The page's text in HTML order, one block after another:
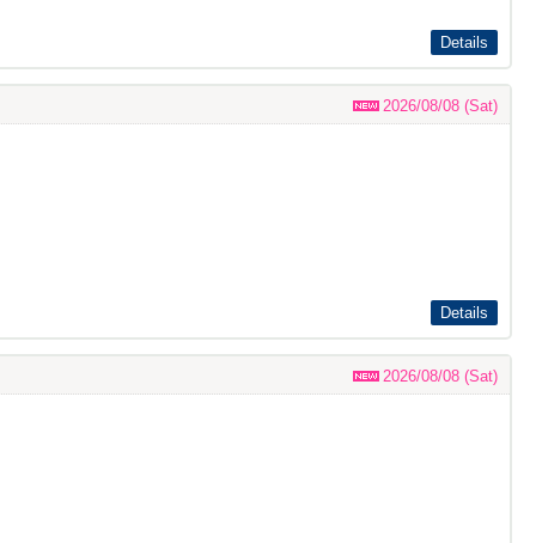
Details
2026/08/08 (Sat)
Details
2026/08/08 (Sat)